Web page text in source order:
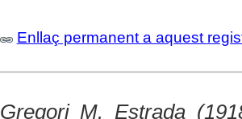
Enllaç permanent a aquest
Gregori M. Estrada